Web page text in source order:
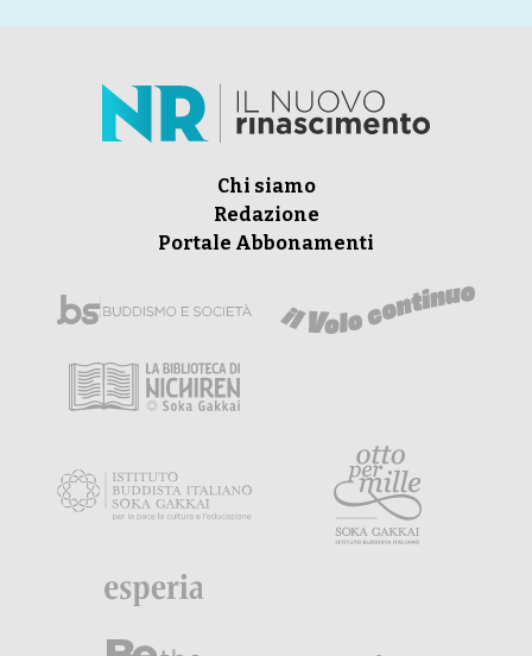
Chi siamo
Redazione
Portale Abbonamenti